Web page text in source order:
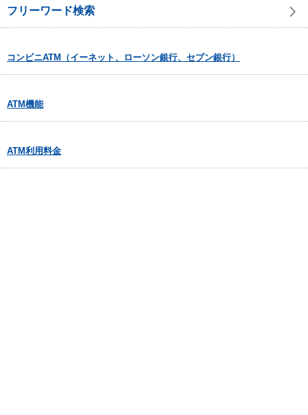
フリーワード検索
コンビニATM（イーネット、ローソン銀行、セブン銀行）
ATM機能
ATM利用料金